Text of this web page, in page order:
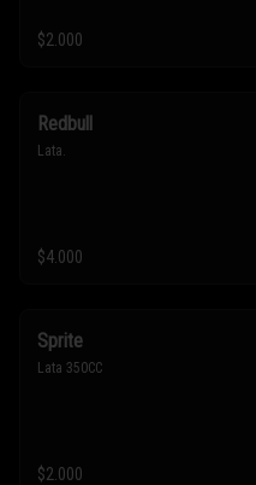
$2.000
Redbull
Lata.
$4.000
Sprite
Lata 350CC
$2.000